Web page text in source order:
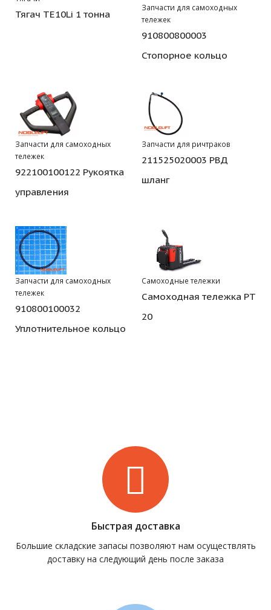
Тягач TE10Li 1 тонна
Запчасти для самоходных
тележек
910800800003
Стопорное кольцо
Запчасти для самоходных
тележек
922100100122 Рукоятка
управления
Запчасти для ричтраков
211525020003 РВД
шланг
Запчасти для самоходных
тележек
910800100032
Уплотнительное кольцо
Самоходные тележки
Самоходная тележка PT
20
Быстрая доставка
Большие складские запасы позволяют нам осуществлять
доставку на следующий день после заказа